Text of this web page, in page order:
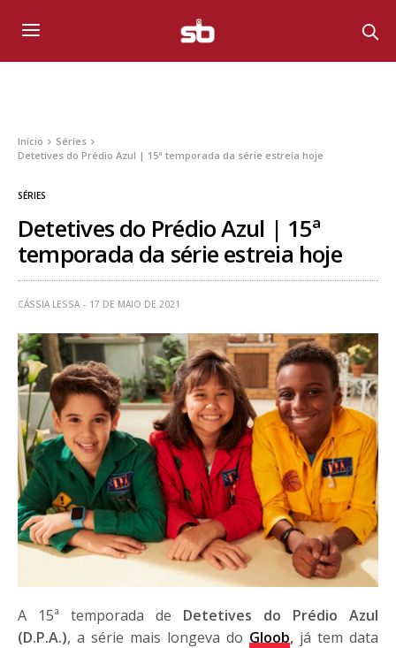
Início
Séries
Detetives do Prédio Azul | 15ª temporada da série estreia hoje
SÉRIES
Detetives do Prédio Azul | 15ª
temporada da série estreia hoje
CÁSSIA LESSA 17 DE MAIO DE 2021
A 15ª temporada de Detetives do Prédio Azul
(D.P.A.), a série mais longeva do Gloob,já tem data